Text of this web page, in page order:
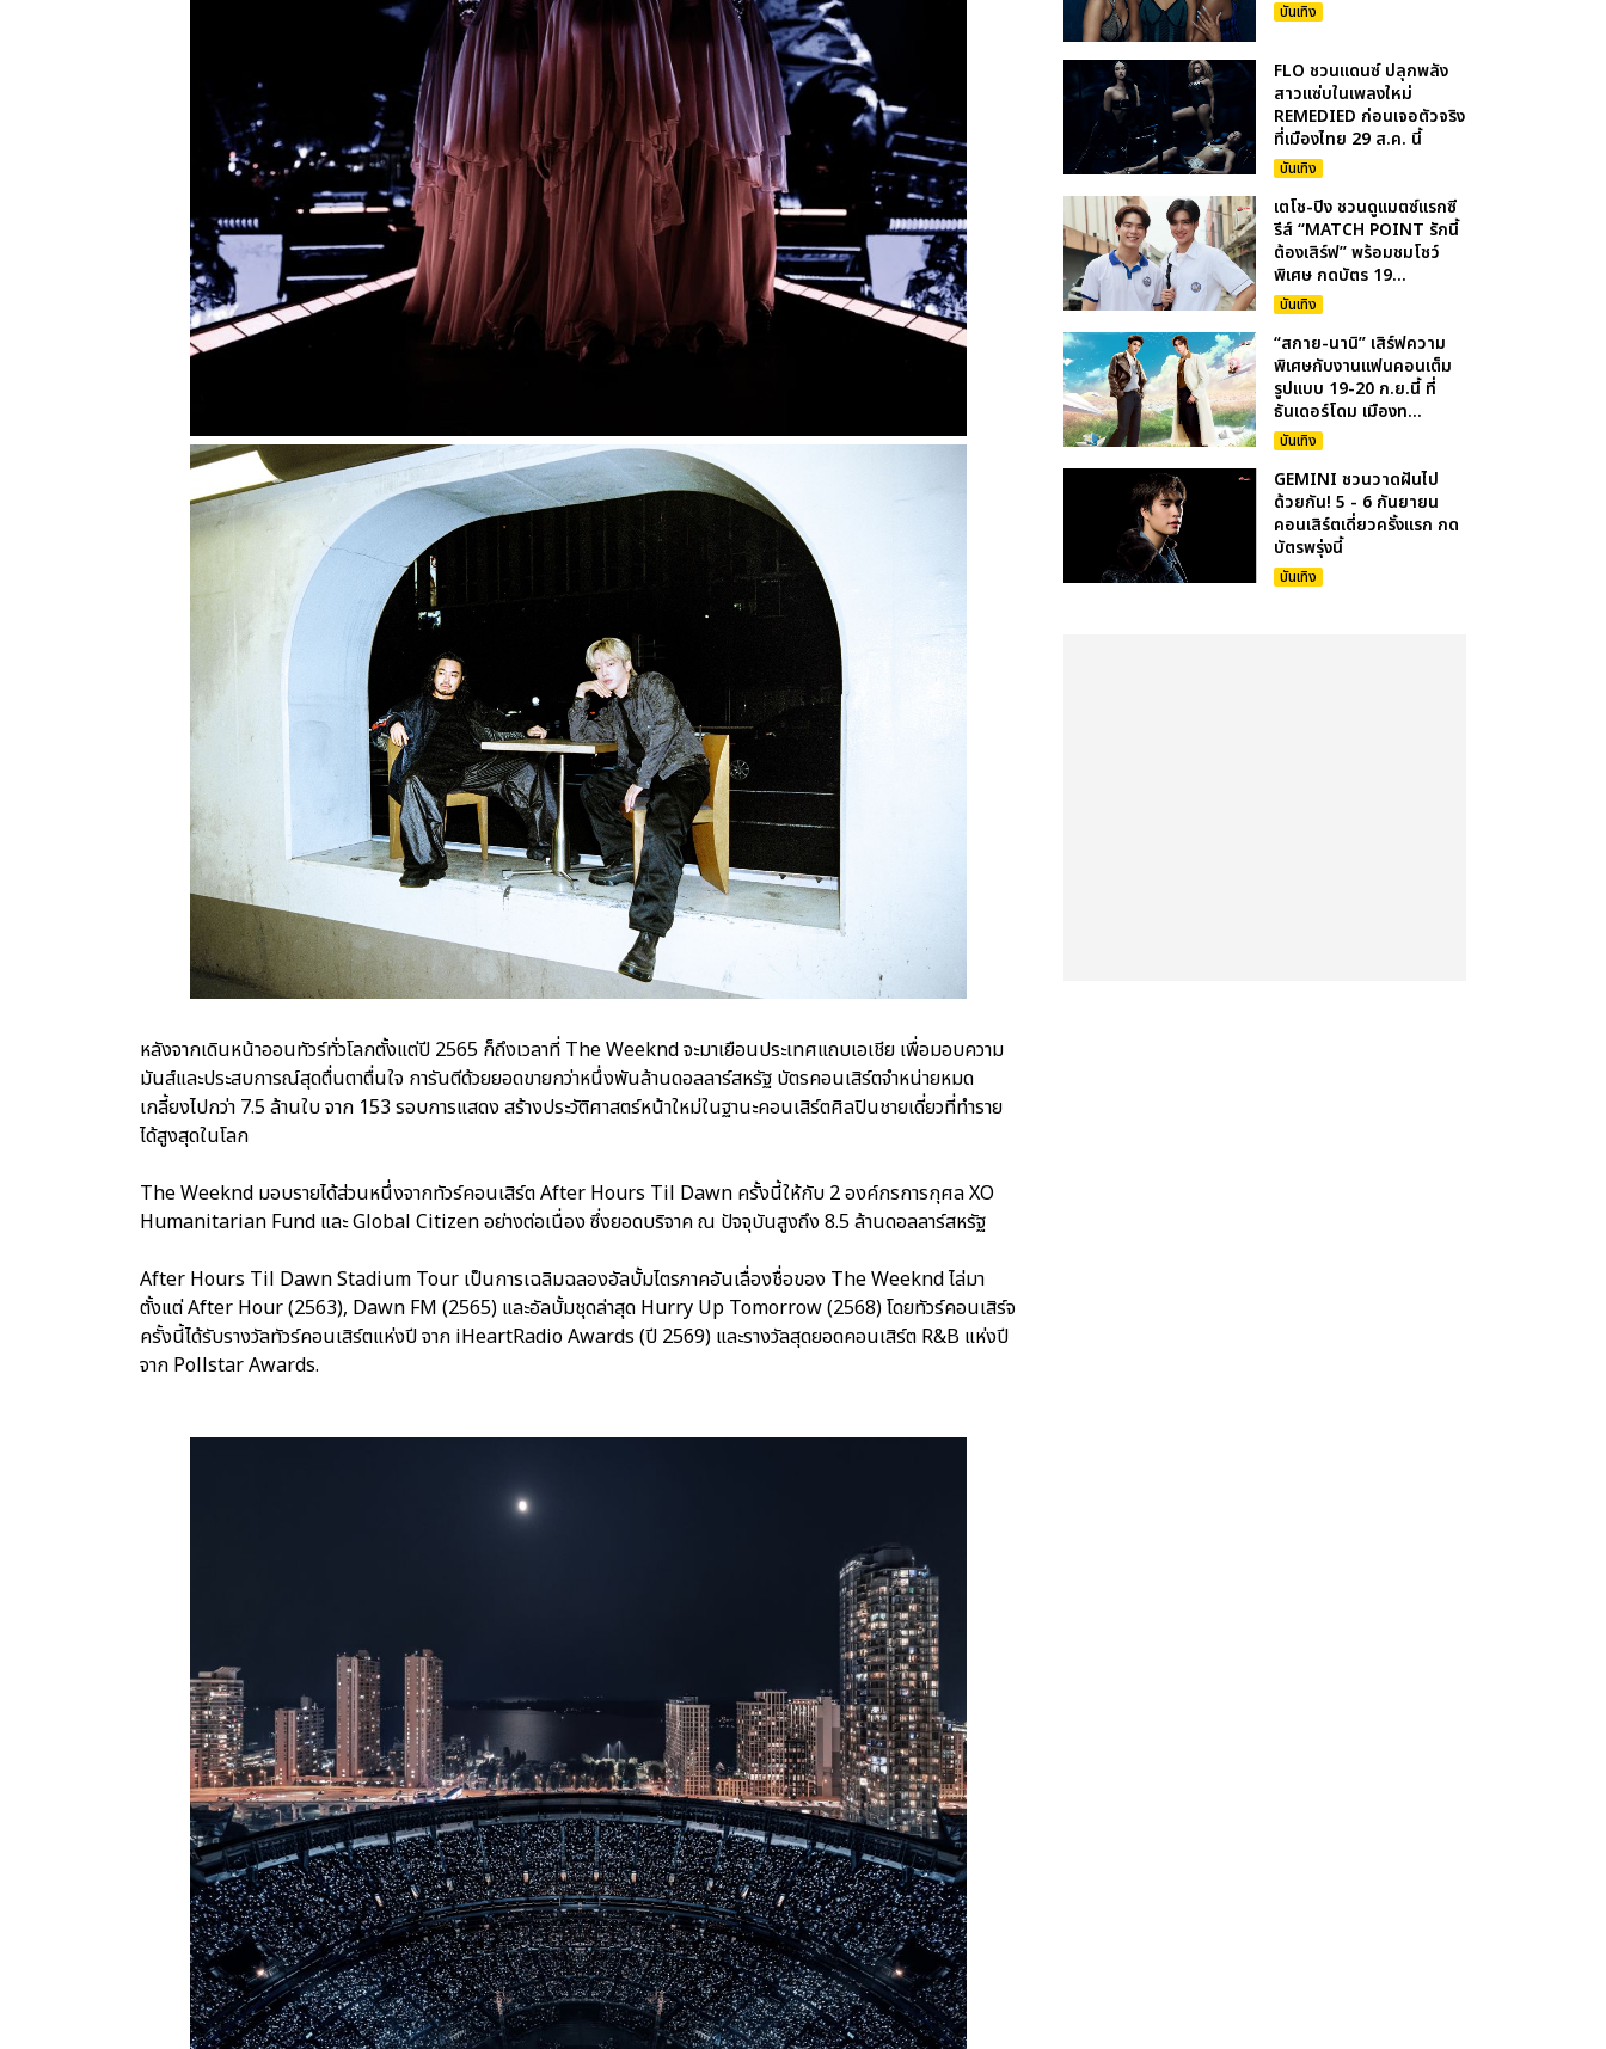
หลังจากเดินหน้าออนทัวร์ทั่วโลกตั้งแต่ปี 2565 ก็ถึงเวลาที่ The Weeknd จะมาเยือนประเทศแถบเอเชีย เพื่อมอบความ
มันส์และประสบการณ์สุดตื่นตาตื่นใจ การันตีด้วยยอดขายกว่าหนึ่งพันล้านดอลลาร์สหรัฐ บัตรคอนเสิร์ตจำหน่ายหมด
เกลี้ยงไปกว่า 7.5 ล้านใบ จาก 153 รอบการแสดง สร้างประวัติศาสตร์หน้าใหม่ในฐานะคอนเสิร์ตศิลปินชายเดี่ยวที่ทำราย
ได้สูงสุดในโลก
The Weeknd มอบรายได้ส่วนหนึ่งจากทัวร์คอนเสิร์ต After Hours Til Dawn ครั้งนี้ให้กับ 2 องค์กรการกุศล XO
Humanitarian Fund และ Global Citizen อย่างต่อเนื่อง ซึ่งยอดบริจาค ณ ปัจจุบันสูงถึง 8.5 ล้านดอลลาร์สหรัฐ
After Hours Til Dawn Stadium Tour เป็นการเฉลิมฉลองอัลบั้มไตรภาคอันเลื่องชื่อของ The Weeknd ไล่มา
ตั้งแต่ After Hour (2563), Dawn FM (2565) และอัลบั้มชุดล่าสุด Hurry Up Tomorrow (2568) โดยทัวร์คอนเสิร์จ
ครั้งนี้ได้รับรางวัลทัวร์คอนเสิร์ตแห่งปี จาก iHeartRadio Awards (ปี 2569) และรางวัลสุดยอดคอนเสิร์ต R&B แห่งปี
จาก Pollstar Awards.
บันเทิง
FLO ชวนแดนซ์ ปลุกพลัง
สาวแซ่บในเพลงใหม่
REMEDIED ก่อนเจอตัวจริง
ที่เมืองไทย 29 ส.ค. นี้
บันเทิง
เตโช-ปิง ชวนดูแมตซ์แรกซี
รีส์ “MATCH POINT รักนี้
ต้องเสิร์ฟ” พร้อมชมโชว์
พิเศษ กดบัตร 19...
บันเทิง
“สกาย-นานิ” เสิร์ฟความ
พิเศษกับงานแฟนคอนเต็ม
รูปแบบ 19-20 ก.ย.นี้ ที่
ธันเดอร์โดม เมืองท...
บันเทิง
GEMINI ชวนวาดฝันไป
ด้วยกัน! 5 - 6 กันยายน
คอนเสิร์ตเดี่ยวครั้งแรก กด
บัตรพรุ่งนี้
บันเทิง